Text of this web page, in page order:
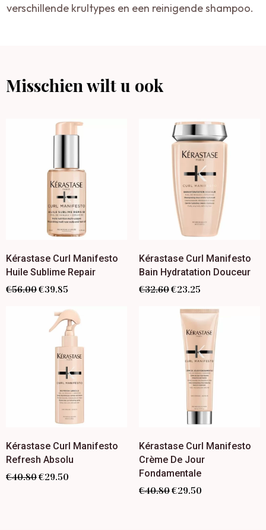
verschillende krultypes en een reinigende shampoo.
Misschien wilt u ook
Kérastase Curl Manifesto
Huile Sublime Repair
€56.00€39.85
Kérastase Curl Manifesto
Bain Hydratation Douceur
€32.60€23.25
Kérastase Curl Manifesto
Refresh Absolu
€40.80€29.50
Kérastase Curl Manifesto
Crème De Jour
Fondamentale
€40.80€29.50